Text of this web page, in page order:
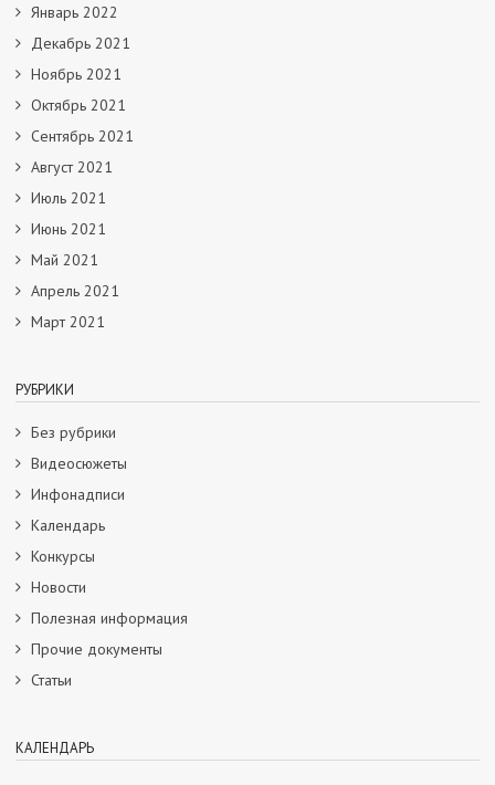
Январь 2022
Декабрь 2021
Ноябрь 2021
Октябрь 2021
Сентябрь 2021
Август 2021
Июль 2021
Июнь 2021
Май 2021
Апрель 2021
Март 2021
РУБРИКИ
Без рубрики
Видеосюжеты
Инфонадписи
Календарь
Конкурсы
Новости
Полезная информация
Прочие документы
Статьи
КАЛЕНДАРЬ